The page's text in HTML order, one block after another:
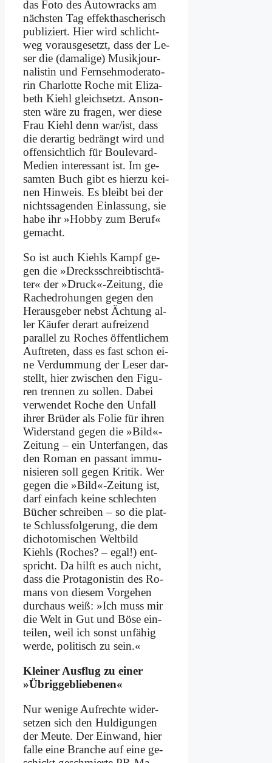
das Fo­to des Au­to­wracks am
näch­sten Tag ef­fekt­ha­sche­risch
pu­bli­ziert. Hier wird schlicht­
weg vor­aus­ge­setzt, dass der Le­
ser die (da­ma­li­ge) Mu­sik­jour­
na­li­stin und Fern­seh­mo­de­ra­to­
rin Char­lot­te Ro­che mit Eliza­
beth Kiehl gleich­setzt. An­son­
sten wä­re zu fra­gen, wer die­se
Frau Kiehl denn war/ist, dass
die der­ar­tig be­drängt wird und
of­fen­sicht­lich für Bou­le­vard-
Me­di­en in­ter­es­sant ist. Im ge­
sam­ten Buch gibt es hier­zu kei­
nen Hin­weis. Es bleibt bei der
nichts­sa­gen­den Ein­las­sung, sie
ha­be ihr »Hob­by zum Be­ruf«
ge­macht.
So ist auch Kiehls Kampf ge­
gen die »Drecks­schreib­tisch­tä­
ter« der »Druck«-Zeitung, die
Ra­che­dro­hun­gen ge­gen den
Her­aus­ge­ber nebst Äch­tung al­
ler Käu­fer der­art auf­rei­zend
par­al­lel zu Ro­ches öf­fent­li­chem
Auf­tre­ten, dass es fast schon ei­
ne Ver­dum­mung der Le­ser dar­
stellt, hier zwi­schen den Fi­gu­
ren tren­nen zu sol­len. Da­bei
ver­wen­det Ro­che den Un­fall
ih­rer Brü­der als Fo­lie für ih­ren
Wi­der­stand ge­gen die »Bild«-
Zeitung – ein Un­ter­fan­gen, das
den Ro­man en pas­sant im­mu­
ni­sie­ren soll ge­gen Kri­tik. Wer
ge­gen die »Bild«-Zeitung ist,
darf ein­fach kei­ne schlech­ten
Bü­cher schrei­ben – so die plat­
te Schluss­fol­ge­rung, die dem
di­cho­to­mi­schen Welt­bild
Kiehls (Ro­ches? – egal!) ent­
spricht. Da hilft es auch nicht,
dass die Prot­ago­ni­stin des Ro­
mans von die­sem Vor­ge­hen
durch­aus weiß: »Ich muss mir
die Welt in Gut und Bö­se ein­
tei­len, weil ich sonst un­fä­hig
wer­de, po­li­tisch zu sein.«
Klei­ner Aus­flug zu ei­ner
»Üb­rig­ge­blie­be­nen«
Nur we­ni­ge Auf­rech­te wi­der­
set­zen sich den Hul­di­gun­gen
der Meu­te. Der Ein­wand, hier
fal­le ei­ne Bran­che auf ei­ne ge­